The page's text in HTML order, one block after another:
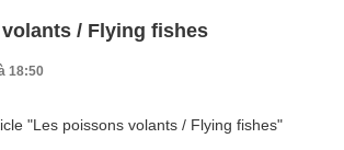
/ Flying fishes
18:50